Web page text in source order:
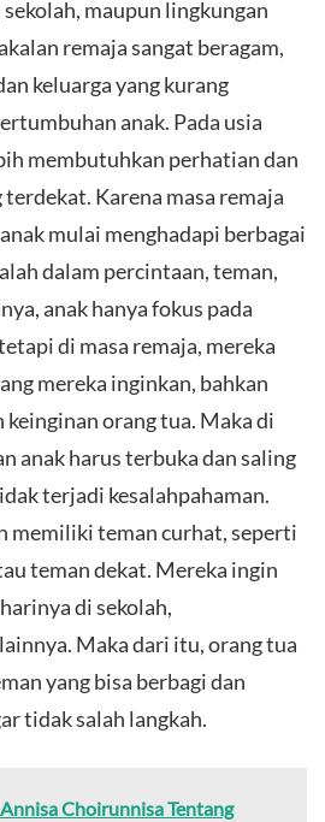
maupun lingkungan
remaja sangat beragam,
keluarga yang kurang
anak. Pada usia
membutuhkan perhatian dan
Karena masa remaja
mulai menghadapi berbagai
dalam percintaan, teman,
anak hanya fokus pada
di masa remaja, mereka
mereka inginkan, bahkan
keinginan orang tua. Maka di
anak harus terbuka dan saling
terjadi kesalahpahaman.
memiliki teman curhat, seperti
teman dekat. Mereka ingin
di sekolah,
Maka dari itu, orang tua
yang bisa berbagi dan
tidak salah langkah.
Choirunnisa Tentang